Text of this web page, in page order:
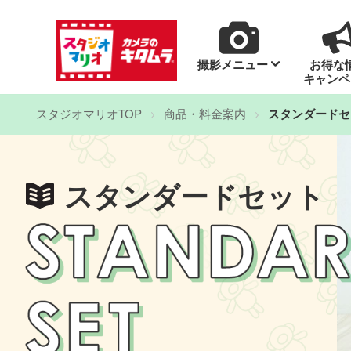
撮影メニュー
お得な
キャン
スタジオマリオTOP 商品・料金案内 スタンダード
スタンダードセット